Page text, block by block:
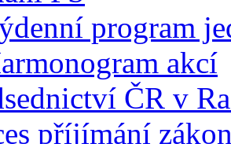
program
akcí
ČR v
příjímání